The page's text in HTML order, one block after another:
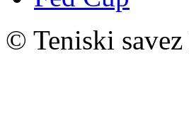
© Teniski